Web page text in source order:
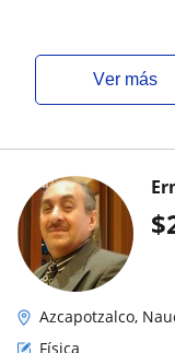
ver más
$
Azcapotzalco,
Física